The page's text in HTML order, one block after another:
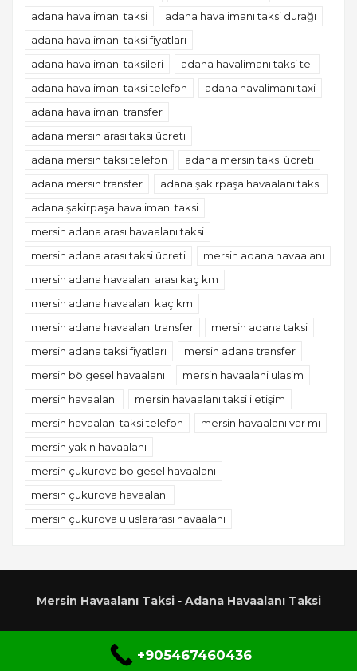
adana havalimanı taksi
adana havalimanı taksi durağı
adana havalimanı taksi fiyatları
adana havalimanı taksileri
adana havalimanı taksi tel
adana havalimanı taksi telefon
adana havalimanı taxi
adana havalimanı transfer
adana mersin arası taksi ücreti
adana mersin taksi telefon
adana mersin taksi ücreti
adana mersin transfer
adana şakirpaşa havaalanı taksi
adana şakirpaşa havalimanı taksi
mersin adana arası havaalanı taksi
mersin adana arası taksi ücreti
mersin adana havaalanı
mersin adana havaalanı arası kaç km
mersin adana havaalanı kaç km
mersin adana havaalanı transfer
mersin adana taksi
mersin adana taksi fiyatları
mersin adana transfer
mersin bölgesel havaalanı
mersin havaalani ulasim
mersin havaalanı
mersin havaalanı taksi iletişim
mersin havaalanı taksi telefon
mersin havaalanı var mı
mersin yakın havaalanı
mersin çukurova bölgesel havaalanı
mersin çukurova havaalanı
mersin çukurova uluslararası havaalanı
Mersin Havaalanı Taksi- Adana Havaalanı Taksi
+905467460436